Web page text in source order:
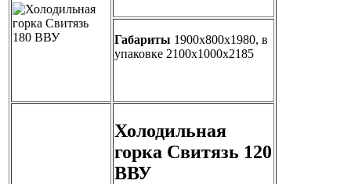
Габариты 1900х800х1980, в
упаковке 2100х1000х2185
Холодильная
горка Свитязь 120
ВВУ